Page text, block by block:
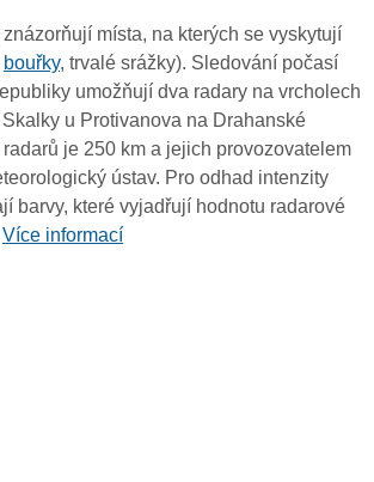
místa, na kterých se vyskytují
bouřky, trvalé srážky). Sledování počasí
umožňují dva radary na vrcholech
u Protivanova na Drahanské
je 250 km a jejich provozovatelem
ústav. Pro odhad intenzity
barvy, které vyjadřují hodnotu radarové
Více informací